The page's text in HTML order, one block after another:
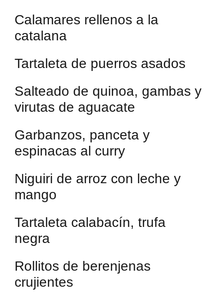
Calamares rellenos a la
catalana
Tartaleta de puerros asados
Salteado de quinoa, gambas y
virutas de aguacate
Garbanzos, panceta y
espinacas al curry
Niguiri de arroz con leche y
mango
Tartaleta calabacín, trufa
negra
Rollitos de berenjenas
crujientes